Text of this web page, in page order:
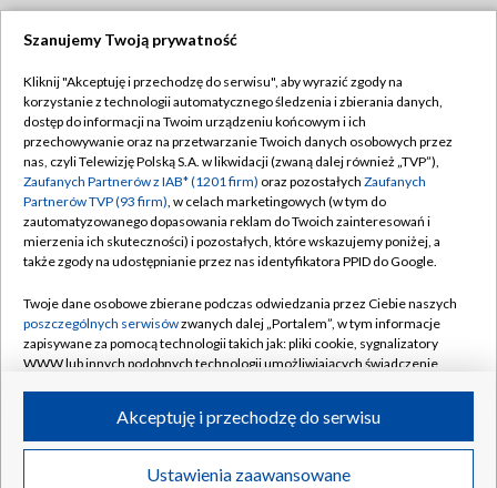
TVP
Abonament TVP
Emisja w TVP
Centrum informacji TVP
Naziemna Telewizja Cyfrowa
Rada Programowa
System NOS
Informacje o nadawcy
Program dla prasy
Regulamin TVP
Polityka prywatności
Moje zgody
Pomoc
Kontakt
Kanały
©2026 Telewizja Polska S.A. w likwidacji
Szanujemy Twoją prywatność
Kliknij "Akceptuję i przechodzę do serwisu", aby wyrazić zgody na
korzystanie z technologii automatycznego śledzenia i zbierania danych,
dostęp do informacji na Twoim urządzeniu końcowym i ich
przechowywanie oraz na przetwarzanie Twoich danych osobowych przez
nas, czyli Telewizję Polską S.A. w likwidacji (zwaną dalej również „TVP”),
Zaufanych Partnerów z IAB* (1201 firm) oraz pozostałych Zaufanych
Partnerów TVP (93 firm), w celach marketingowych (w tym do
zautomatyzowanego dopasowania reklam do Twoich zainteresowań i
mierzenia ich skuteczności) i pozostałych, które wskazujemy poniżej, a
także zgody na udostępnianie przez nas identyfikatora PPID do Google.
Twoje dane osobowe zbierane podczas odwiedzania przez Ciebie naszych
poszczególnych serwisówzwanych dalej „Portalem”, w tym informacje
zapisywane za pomocą technologii takich jak: pliki cookie, sygnalizatory
WWW lub innych podobnych technologii umożliwiających świadczenie
ruchu w Internecie.
Twoje dane osobowe zbierane podczas odwiedzania przez Ciebie
Ustawienia zaawansowane
Akceptuję i przechodzę do serwisu